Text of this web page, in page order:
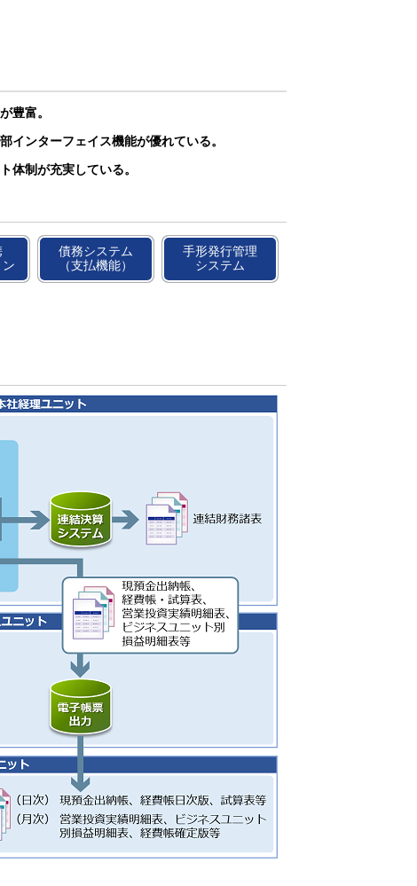
豊富。
インターフェイス機能が優れている。
体制が充実している。
ン
債務システム
（支払機能）
手形発行管理
システム